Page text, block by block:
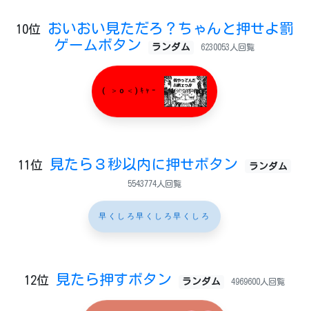
10位
おいおい見ただろ？ちゃんと押せよ罰
ゲームボタン
ランダム 6230053人回覧
( ＞o＜)ｷｬｰ
11位 見たら３秒以内に押せボタン ランダム
5543774人回覧
早くしろ早くしろ早くしろ
12位 見たら押すボタン ランダム 4969600人回覧